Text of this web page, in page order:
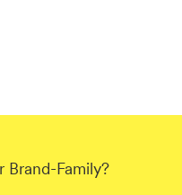
Brand-Family?